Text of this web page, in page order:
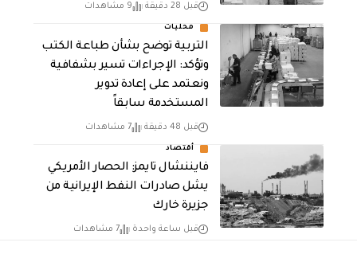
قبل 28 دقيقة 9 مشاهدات
محليات
التربية توضح بشأن طباعة الكتب
وتؤكد: الإجراءات تسير بشفافية
ونعتمد على إعادة تدوير
المستخدمة سابقاً
قبل 48 دقيقة 7 مشاهدات
أقتصاد
فايننشال تايمز: الحصار الأمريكي
يشل صادرات النفط الإيرانية من
جزيرة خارك
قبل ساعة واحدة 7 مشاهدات